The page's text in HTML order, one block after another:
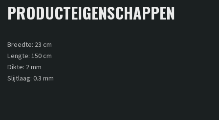
PRODUCTEIGENSCHAPPEN
Breedte: 23 cm
Lengte: 150 cm
Dikte: 2 mm
Slijtlaag: 0.3 mm